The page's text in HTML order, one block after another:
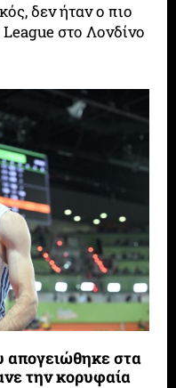
δεν ήταν ο πιο
στο Λονδίνο
απογειώθηκε στα
την κορυφαία